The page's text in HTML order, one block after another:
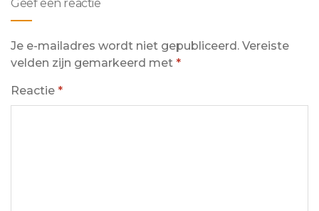
Geef een reactie
Je e-mailadres wordt niet gepubliceerd. Vereiste
velden zijn gemarkeerd met *
Reactie *